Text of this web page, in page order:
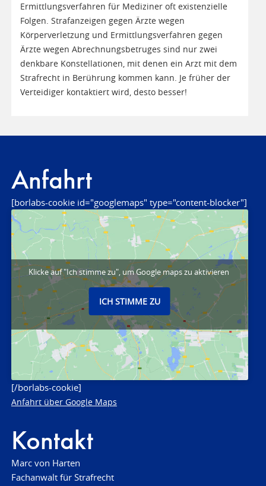
Ermittlungsverfahren für Mediziner oft existenzielle
Folgen. Strafanzeigen gegen Ärzte wegen
Körperverletzung und Ermittlungsverfahren gegen
Ärzte wegen Abrechnungsbetruges sind nur zwei
denkbare Konstellationen, mit denen ein Arzt mit dem
Strafrecht in Berührung kommen kann. Je früher der
Verteidiger kontaktiert wird, desto besser!
Anfahrt
[borlabs-cookie id="googlemaps" type="content-blocker"]
Klicke auf "Ich stimme zu", um Google maps zu aktivieren
ICH STIMME ZU
[/borlabs-cookie]
Anfahrt über Google Maps
Kontakt
Marc von Harten
Fachanwalt für Strafrecht